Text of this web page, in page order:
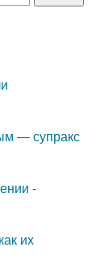
— супракс
-
их